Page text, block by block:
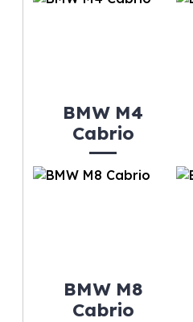
BMW M4
Cabrio
BMW M8
Cabrio